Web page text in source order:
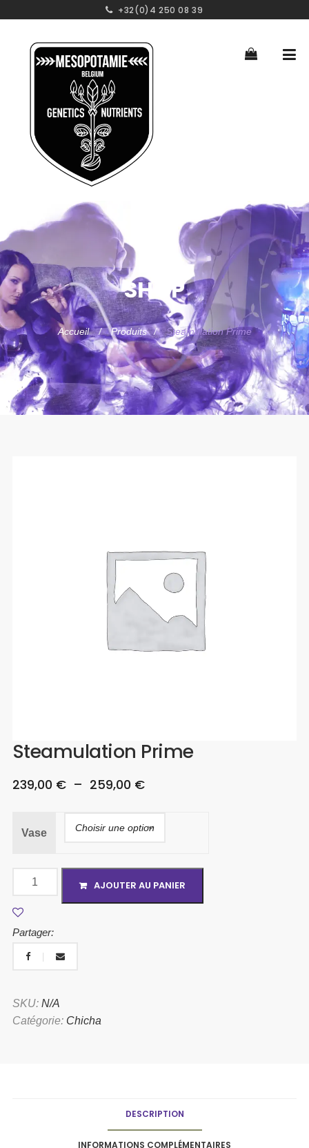
+32(0)4 250 08 39
SHOP
Accueil Produits Steamulation Prime
Steamulation Prime
239,00 € – 259,00 €
Vase
AJOUTER AU PANIER
Partager:
SKU: N/A
Catégorie: Chicha
DESCRIPTION
INFORMATIONS COMPLÉMENTAIRES